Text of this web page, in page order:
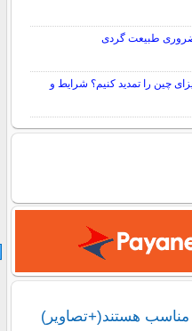
طبیعت گردی
چین را تمدید کنیم؟ شرایط و
مناسب هستند(+تصاویر)